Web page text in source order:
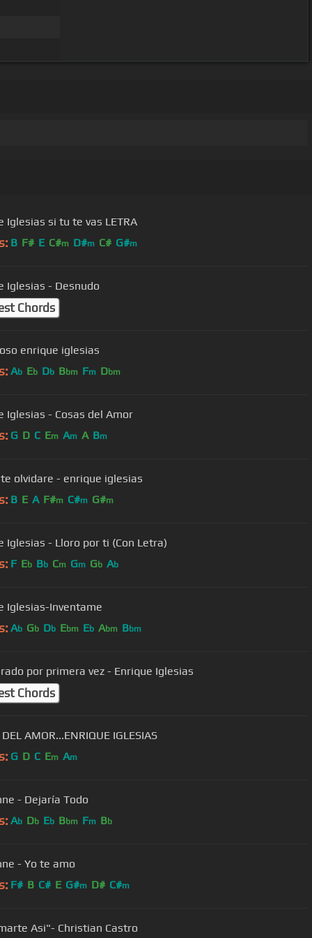
Iglesias si tu te vas LETRA
B F# E C#m D#m C# G#m
Iglesias - Desnudo
Chords
enrique iglesias
Ab Eb Db Bbm Fm Dbm
Iglesias - Cosas del Amor
G D C Em Am A Bm
olvidare - enrique iglesias
B E A F#m C#m G#m
Iglesias - Lloro por ti (Con Letra)
F Eb Bb Cm Gm Gb Ab
Iglesias-Inventame
Ab Gb Db Ebm Eb Abm Bbm
por primera vez - Enrique Iglesias
Chords
DEL AMOR...ENRIQUE IGLESIAS
G D C Em Am
- Dejaría Todo
Ab Db Eb Bbm Fm Bb
- Yo te amo
F# B C# E G#m D# C#m
Asi"- Christian Castro